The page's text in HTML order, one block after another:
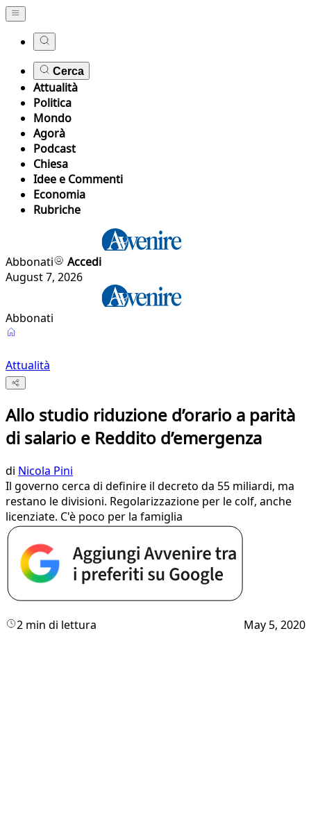
Cerca
Attualità
Politica
Mondo
Agorà
Podcast
Chiesa
Idee e Commenti
Economia
Rubriche
Abbonati
Accedi
August 7, 2026
Abbonati
Attualità
Allo studio riduzione d’orario a parità
di salario e Reddito d’emergenza
di Nicola Pini
Il governo cerca di definire il decreto da 55 miliardi, ma
restano le divisioni. Regolarizzazione per le colf, anche
licenziate. C'è poco per la famiglia
2 min di lettura May 5, 2020